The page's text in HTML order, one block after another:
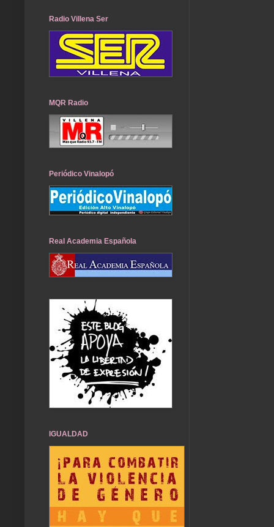
Radio Villena Ser
MQR Radio
Periódico Vinalopó
Real Academia Española
IGUALDAD